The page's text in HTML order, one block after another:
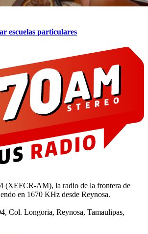
escuelas particulares
(XEFCR-AM), la radio de la frontera de
en 1670 KHz desde Reynosa.
Col. Longoria, Reynosa, Tamaulipas,